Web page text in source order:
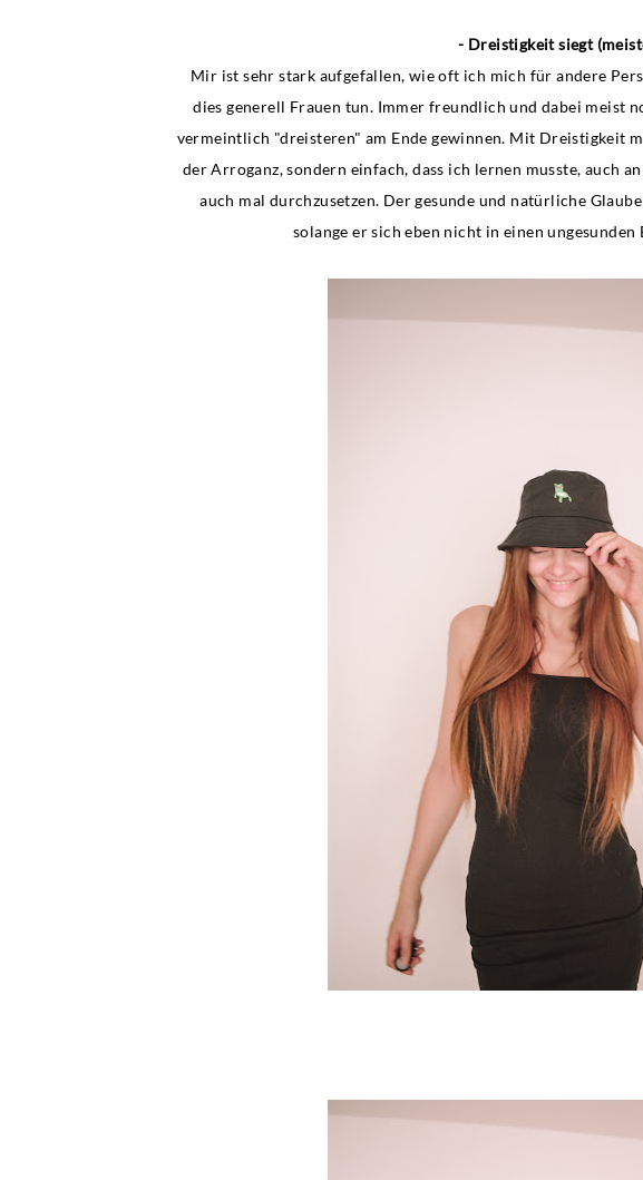
- Dreistigkeit siegt
Mir ist sehr stark aufgefallen, wie oft ich mich für andere
dies generell Frauen tun. Immer freundlich und dabei meist
vermeintlich "dreisteren" am Ende gewinnen. Mit Dreistigkeit
der Arroganz, sondern einfach, dass ich lernen musste, auch
auch mal durchzusetzen. Der gesunde und natürliche
solange er sich eben nicht in einen